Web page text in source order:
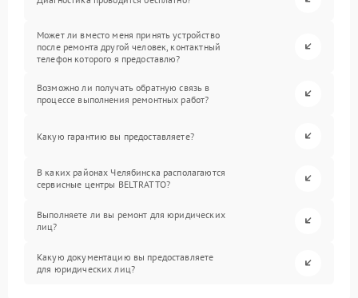
Может ли вместо меня принять устройство
после ремонта другой человек, контактный
телефон которого я предоставлю?
Возможно ли получать обратную связь в
процессе выполнения ремонтных работ?
Какую гарантию вы предоставляете?
В каких районах Челябинска располагаются
сервисные центры BELTRATTO?
Выполняете ли вы ремонт для юридических
лиц?
Какую документацию вы предоставляете
для юридических лиц?